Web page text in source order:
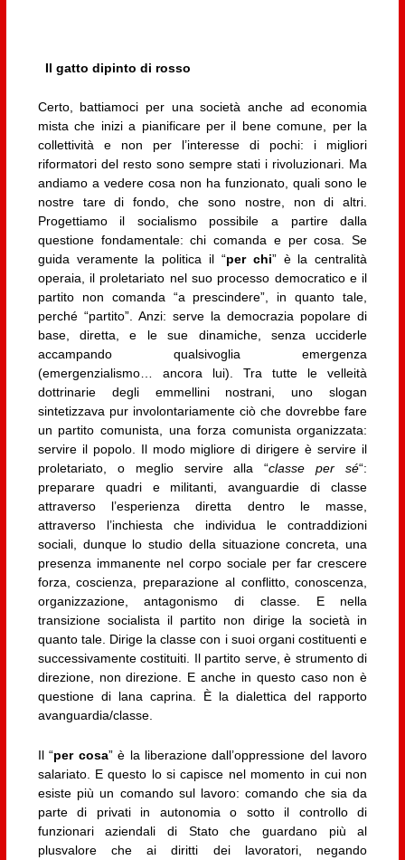
Il gatto dipinto di rosso
Certo, battiamoci per una società anche ad economia
mista che inizi a pianificare per il bene comune, per la
collettività e non per l’interesse di pochi: i migliori
riformatori del resto sono sempre stati i rivoluzionari. Ma
andiamo a vedere cosa non ha funzionato, quali sono le
nostre tare di fondo, che sono nostre, non di altri.
Progettiamo il socialismo possibile a partire dalla
questione fondamentale: chi comanda e per cosa. Se
guida veramente la politica il “per chi” è la centralità
operaia, il proletariato nel suo processo democratico e il
partito non comanda “a prescindere”, in quanto tale,
perché “partito”. Anzi: serve la democrazia popolare di
base, diretta, e le sue dinamiche, senza ucciderle
accampando qualsivoglia emergenza
(emergenzialismo… ancora lui). Tra tutte le velleità
dottrinarie degli emmellini nostrani, uno slogan
sintetizzava pur involontariamente ciò che dovrebbe fare
un partito comunista, una forza comunista organizzata:
servire il popolo. Il modo migliore di dirigere è servire il
proletariato, o meglio servire alla “classe per sé“:
preparare quadri e militanti, avanguardie di classe
attraverso l’esperienza diretta dentro le masse,
attraverso l’inchiesta che individua le contraddizioni
sociali, dunque lo studio della situazione concreta, una
presenza immanente nel corpo sociale per far crescere
forza, coscienza, preparazione al conflitto, conoscenza,
organizzazione, antagonismo di classe. E nella
transizione socialista il partito non dirige la società in
quanto tale. Dirige la classe con i suoi organi costituenti e
successivamente costituiti. Il partito serve, è strumento di
direzione, non direzione. E anche in questo caso non è
questione di lana caprina. È la dialettica del rapporto
avanguardia/classe.
Il “per cosa” è la liberazione dall’oppressione del lavoro
salariato. E questo lo si capisce nel momento in cui non
esiste più un comando sul lavoro: comando che sia da
parte di privati in autonomia o sotto il controllo di
funzionari aziendali di Stato che guardano più al
plusvalore che ai diritti dei lavoratori, negando